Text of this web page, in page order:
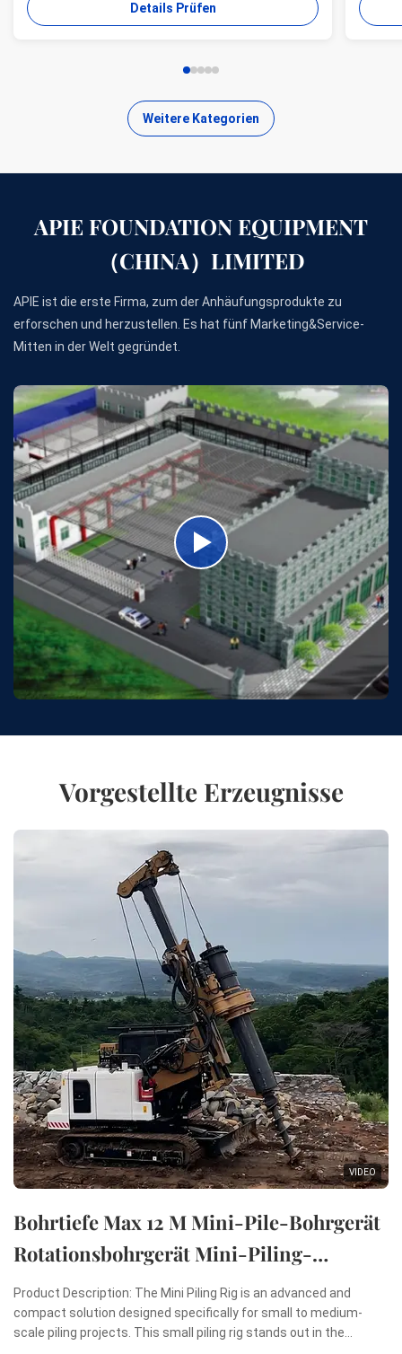
provide one-stop solution for the world foundation
construction users. While providing customized
Details Prüfen
Weitere Kategorien
APIE FOUNDATION EQUIPMENT
（CHINA）LIMITED
APIE ist die erste Firma, zum der Anhäufungsprodukte zu
erforschen und herzustellen. Es hat fünf Marketing&Service-
Mitten in der Welt gegründet.
Vorgestellte Erzeugnisse
VIDEO
Bohrtiefe Max 12 M Mini-Pile-Bohrgerät
Rotationsbohrgerät Mini-Piling-
Maschine
Product Description: The Mini Piling Rig is an advanced and
compact solution designed specifically for small to medium-
scale piling projects. This small piling rig stands out in the